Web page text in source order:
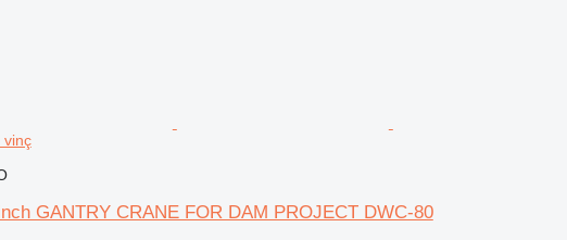
vinç
GANTRY CRANE FOR DAM PROJECT DWC-80